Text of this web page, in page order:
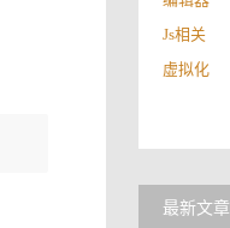
Js相关
虚拟化
最新文章